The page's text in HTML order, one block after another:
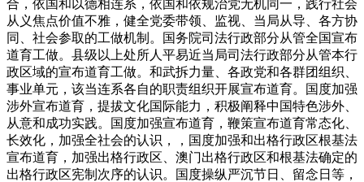
合，依国和以德相连系，依国和依规治党无机同一，践行社会
从义焦点价值不雅，健全党委带领、监视、当局从导、各方协
同、社会参取的工做机制。国务院司法行政部分从管全国宣布
道育工做。县级以上处所人平易近当局司法行政部分从管本行
政区域的宣布道育工做。和武拆力量、各政党和各群团组织、
事业单元，该当连系各自的职责组织开展宣布道育。国度加强
涉外宣布道育，提拔文化国际能力，积极阐释中国特色涉外、
从意和成功实践。国度加强宣布道育，鞭策宣布道育常态化、
长效化，加强全社会的认识，，国度加强和出格行政区根基法
宣布道育，加强出格行政区、澳门出格行政区和根基法确定的
出格行政区宪制次序的认识。国度操纵严沉节日、留念日等，